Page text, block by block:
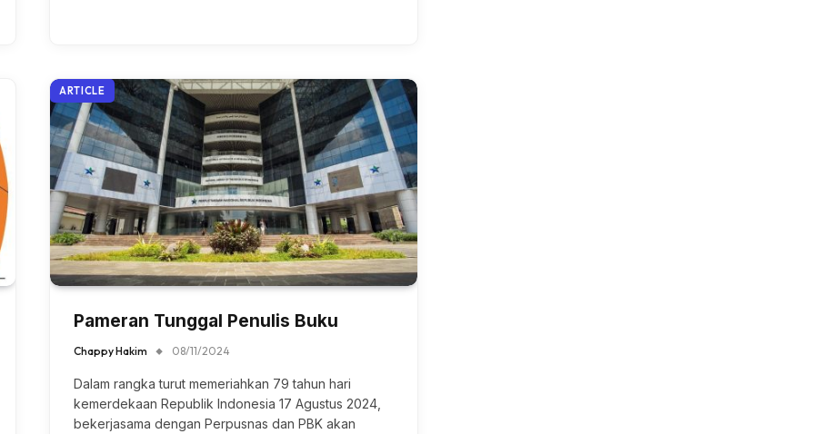
ARTICLE
Pameran Tunggal Penulis Buku
Chappy Hakim 08/11/2024
Dalam rangka turut memeriahkan 79 tahun hari
kemerdekaan Republik Indonesia 17 Agustus 2024,
bekerjasama dengan Perpusnas dan PBK akan